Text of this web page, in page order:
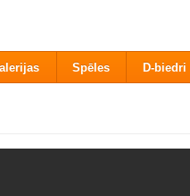
Spēles D-biedri